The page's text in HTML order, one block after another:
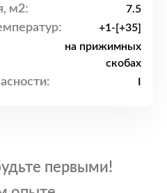
м2: 7.5
+1-[+35]
на прижимных
скобах
первыми!